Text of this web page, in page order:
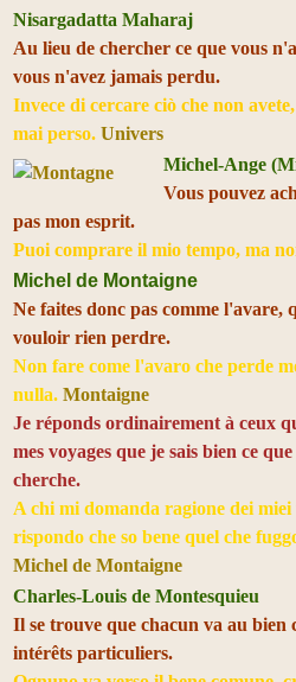
Nisargadatta Maharaj
Au lieu de chercher ce que vous
vous n'avez jamais perdu.
Invece di cercare ciò che non
mai perso. Univers
Michel-Ange
Vous pouvez
pas mon esprit.
Puoi comprare il mio tempo, ma
Michel de Montaigne
Ne faites donc pas comme l'avare,
vouloir rien perdre.
Non fare come l'avaro che perde
nulla. Montaigne
Je réponds ordinairement à ceux
mes voyages que je sais bien ce
cherche.
A chi mi domanda ragione dei miei
rispondo che so bene quel che
Michel de Montaigne
Charles-Louis de Montesquieu
Il se trouve que chacun va au bien
intérêts particuliers.